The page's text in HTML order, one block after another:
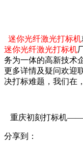
迷你光纤激光打标机
迷你光纤激光打标机
务为一体的高新技术
更多详情及疑问欢迎
决打标难题，我们在
重庆初刻打标机——
分享到：